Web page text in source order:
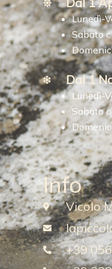
Lunedì-
Sabato
Dal 1
Lunedì-
Sabato
Info
Vicolo
+39